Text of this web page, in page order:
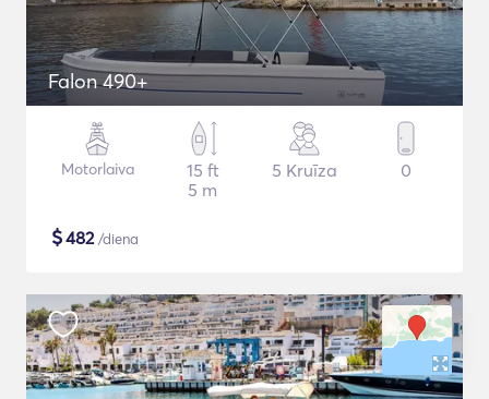
Falon 490+
Motorlaiva
15 ft
5 m
5 Kruīza 0
$482/diena